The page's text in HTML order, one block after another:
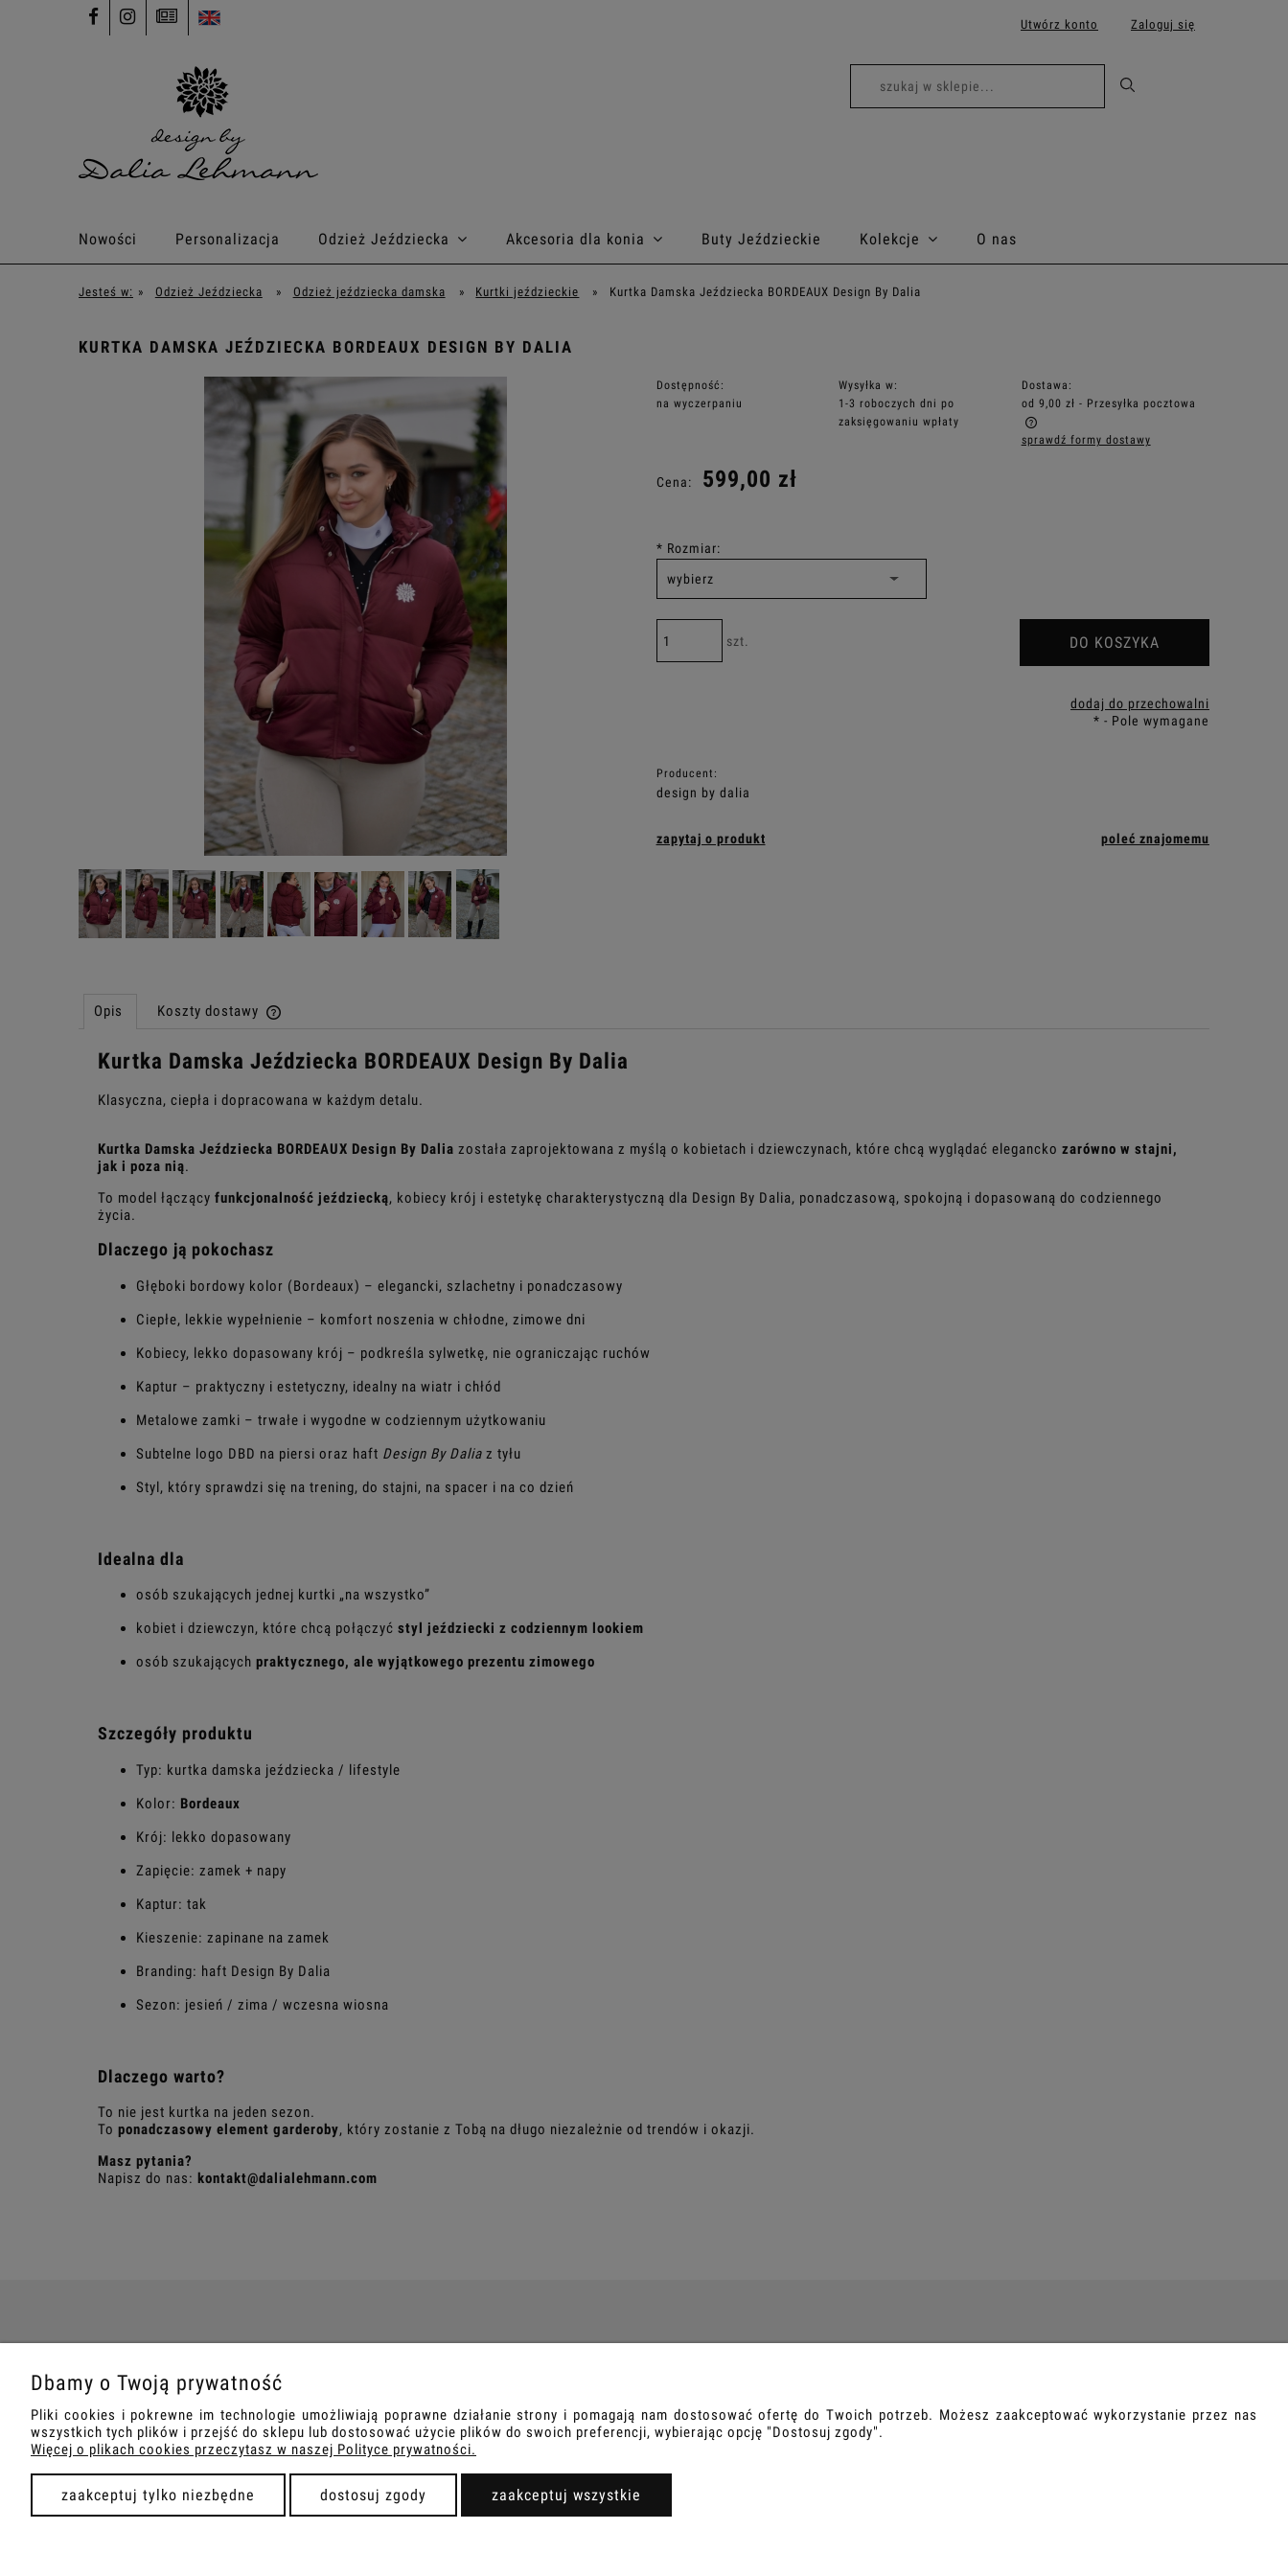
Utwórz konto Zaloguj się
Nowości Personalizacja Odzież Jeździecka Akcesoria dla konia Buty Jeździeckie Kolekcje O nas
Jesteś w: » Odzież Jeździecka » Odzież jeździecka damska » Kurtki jeździeckie » Kurtka Damska Jeździecka BORDEAUX Design By Dalia
KURTKA DAMSKA JEŹDZIECKA BORDEAUX DESIGN BY DALIA
Dostępność:
na wyczerpaniu
Wysyłka w:
1-3 roboczych dni po
zaksięgowaniu wpłaty
Dostawa:
od 9,00 zł - Przesyłka pocztowa
płatności
sprawdź formy dostawy
Cena: 599,00 zł
* Rozmiar:
szt. DO KOSZYKA
dodaj do przechowalni
* - Pole wymagane
Producent:
design by dalia
zapytaj o produkt poleć znajomemu
Opis Koszty dostawy
Cena nie zawiera ewentualnych kosztów
Kurtka Damska Jeździecka BORDEAUX Design By Dalia
Klasyczna, ciepła i dopracowana w każdym detalu.
Kurtka Damska Jeździecka BORDEAUX Design By Dalia została zaprojektowana z myślą o kobietach i dziewczynach, które chcą wyglądać elegancko zarówno w stajni,
jak i poza nią.
To model łączący funkcjonalność jeździecką, kobiecy krój i estetykę charakterystyczną dla Design By Dalia, ponadczasową, spokojną i dopasowaną do codziennego
życia.
Dlaczego ją pokochasz
Głęboki bordowy kolor (Bordeaux) – elegancki, szlachetny i ponadczasowy
Ciepłe, lekkie wypełnienie – komfort noszenia w chłodne, zimowe dni
Kobiecy, lekko dopasowany krój – podkreśla sylwetkę, nie ograniczając ruchów
Kaptur – praktyczny i estetyczny, idealny na wiatr i chłód
Metalowe zamki – trwałe i wygodne w codziennym użytkowaniu
Subtelne logo DBD na piersi oraz haft Design By Dalia z tyłu
Styl, który sprawdzi się na trening, do stajni, na spacer i na co dzień
Idealna dla
osób szukających jednej kurtki „na wszystko”
kobiet i dziewczyn, które chcą połączyć styl jeździecki z codziennym lookiem
osób szukających praktycznego, ale wyjątkowego prezentu zimowego
Szczegóły produktu
Typ: kurtka damska jeździecka / lifestyle
Kolor: Bordeaux
Krój: lekko dopasowany
Zapięcie: zamek + napy
Kaptur: tak
Kieszenie: zapinane na zamek
Branding: haft Design By Dalia
Sezon: jesień / zima / wczesna wiosna
Dlaczego warto?
To nie jest kurtka na jeden sezon.
To ponadczasowy element garderoby, który zostanie z Tobą na długo niezależnie od trendów i okazji.
Masz pytania?
Napisz do nas: kontakt@dalialehmann.com
Dalia Lehmann
Tabele rozmiarów
Polityka prywatności
FAQ
Dostawa
Dbamy o Twoją prywatność
Pliki cookies i pokrewne im technologie umożliwiają poprawne działanie strony i pomagają nam dostosować ofertę do Twoich potrzeb. Możesz zaakceptować wykorzystanie przez nas
wszystkich tych plików i przejść do sklepu lub dostosować użycie plików do swoich preferencji, wybierając opcję "Dostosuj zgody".
Więcej o plikach cookies przeczytasz w naszej Polityce prywatności.
zaakceptuj tylko niezbędne dostosuj zgody zaakceptuj wszystkie